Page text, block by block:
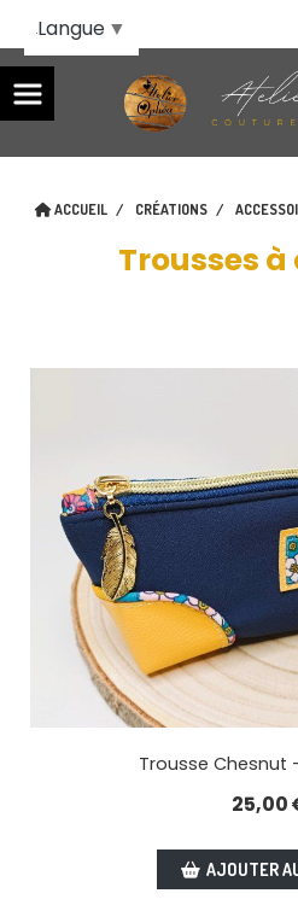
ACCUEIL CRÉATIONS
Trousses
Trousse Chesnut
25,00
AJOUTER
Langue ▼